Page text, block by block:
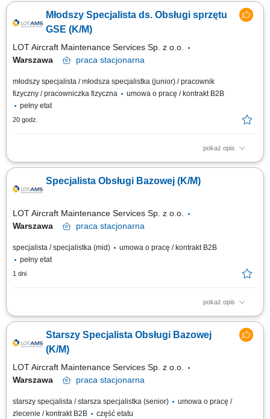
mailowy kontakt z mieszkańcami w sprawach technicznych, przyjmowanie
zgłoszeń, udzielanie informacji oraz terminowe udzielanie odpowiedzi na
pisma. Praca w terenie i komisje: udział w komisjach odbiorowych i
Młodszy Specjalista ds. Obsługi sprzętu
GSE (K/M)
LOT Aircraft Maintenance Services Sp. z o.o.
Warszawa
praca stacjonarna
młodszy specjalista / młodsza specjalistka (junior) / pracownik
fizyczny / pracowniczka fizyczna
umowa o pracę / kontrakt B2B
pełny etat
20 godz.
pokaż opis
Obowiązki na stanowisku: Diagnozowanie usterek oraz usuwanie awarii
technicznych i konserwacji zgodnie z wytycznymi producentów.
Monitorowanie oraz utrzymywanie minimalnych stanów magazynowych
Specjalista Obsługi Bazowej (K/M)
LOT Aircraft Maintenance Services Sp. z o.o.
Warszawa
praca stacjonarna
specjalista / specjalistka (mid)
umowa o pracę / kontrakt B2B
pełny etat
1 dni
pokaż opis
Zadania Nadzorowanie i rozpatrywanie zgłoszeń reklamacyjnych
lotniczych. Aktywne wspieranie zespołów odpowiedzialnych za
harmonogramowanie oraz nadzór nad przebiegiem obsługi bazowej.
Starszy Specjalista Obsługi Bazowej
(K/M)
LOT Aircraft Maintenance Services Sp. z o.o.
Warszawa
praca stacjonarna
starszy specjalista / starsza specjalistka (senior)
umowa o pracę /
zlecenie / kontrakt B2B
część etatu